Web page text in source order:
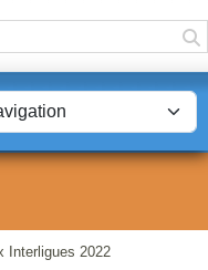
Interligues 2022